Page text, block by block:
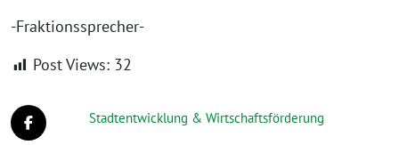
-Fraktionssprecher-
Post Views: 32
Stadtentwicklung & Wirtschaftsförderung